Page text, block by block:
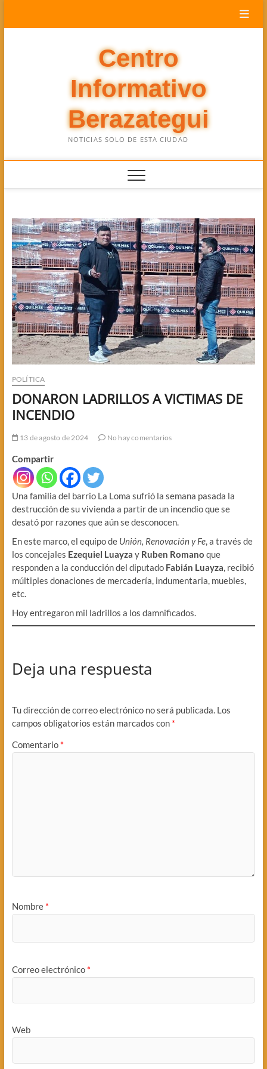
Centro
Informativo
Berazategui
NOTICIAS SOLO DE ESTA CIUDAD
POLÍTICA
DONARON LADRILLOS A VICTIMAS DE
INCENDIO
13 de agosto de 2024 No hay comentarios
Compartir
Una familia del barrio La Loma sufrió la semana pasada la
destrucción de su vivienda a partir de un incendio que se
desató por razones que aún se desconocen.
En este marco, el equipo de Unión, Renovación y Fe, a través de
los concejales Ezequiel Luayza y Ruben Romano que
responden a la conducción del diputado Fabián Luayza, recibió
múltiples donaciones de mercadería, indumentaria, muebles,
etc.
Hoy entregaron mil ladrillos a los damnificados.
Deja una respuesta
Tu dirección de correo electrónico no será publicada. Los
campos obligatorios están marcados con *
Comentario *
Nombre *
Correo electrónico *
Web